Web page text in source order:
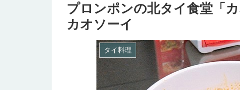
プロンポンの北タイ食堂「
カオソーイ
タイ料理